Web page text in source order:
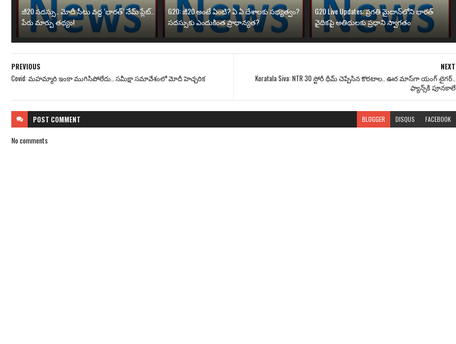
జీ20 సదస్సు.. మోదీ సీటు వద్ద ‘భారత్’ నేమ్ ప్లేట్‌..
పేరు మార్పు తథ్యం!
G20: జీ20 అంటే ఏంటి? ఏ ఏ దేశాలకు సభ్యత్వం?
సదస్సుకు ఎందుకింత ప్రాధాన్యత?
G20 Live Updates: ప్రగతి మైదాన్‌లోని భారత్
వైదికపై అతిథులకు ప్రధాని స్వాగతం
NEXT
Koratala Siva: NTR 30 స్టోరీ థీమ్ చెప్పేసిన కొరటాల.. ఊర మాస్‌గా యంగ్ టైగ‌ర్‌..
ఫ్యాన్స్‌కి పూన‌కాలే
PREVIOUS
Covid: మహమ్మారి ఇంకా ముగిసిపోలేదు.. సమీక్షా సమావేశంలో మోదీ హెచ్చరిక
POST COMMENT BLOGGER DISQUS FACEBOOK
No comments